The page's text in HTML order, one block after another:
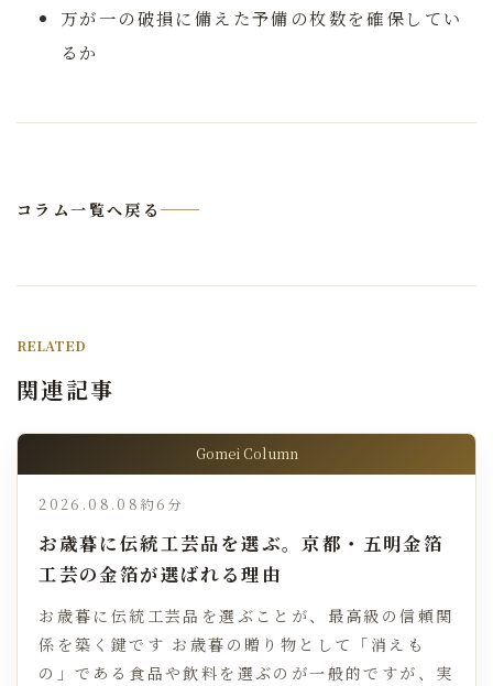
万が一の破損に備えた予備の枚数を確保してい
るか
コラム一覧へ戻る
RELATED
関連記事
Gomei Column
2026.08.08 約6分
お歳暮に伝統工芸品を選ぶ。京都・五明金箔
工芸の金箔が選ばれる理由
お歳暮に伝統工芸品を選ぶことが、最高級の信頼関
係を築く鍵です お歳暮の贈り物として「消えも
の」である食品や飲料を選ぶのが一般的ですが、実